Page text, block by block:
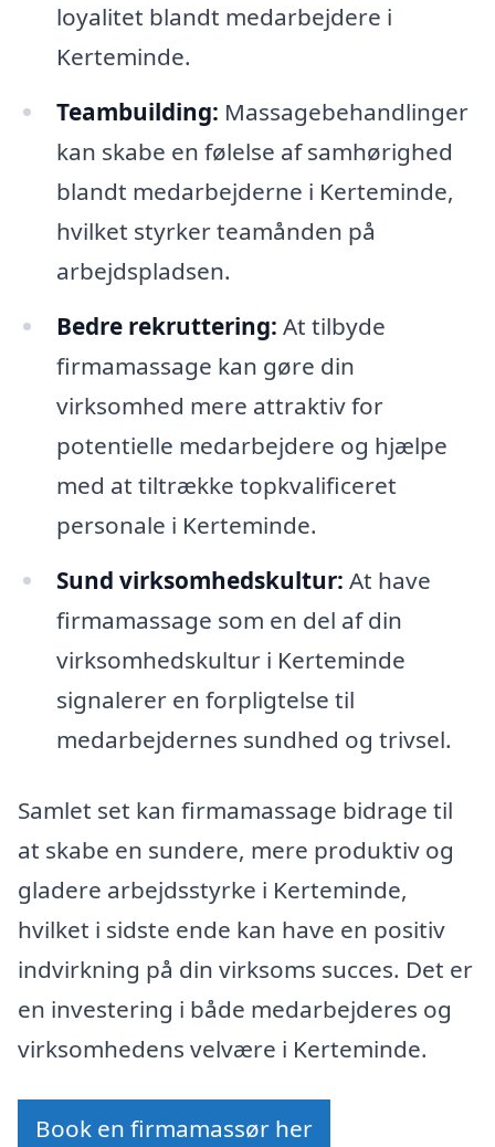
loyalitet blandt medarbejdere i
Kerteminde.
Teambuilding: Massagebehandlinger
kan skabe en følelse af samhørighed
blandt medarbejderne i Kerteminde,
hvilket styrker teamånden på
arbejdspladsen.
Bedre rekruttering: At tilbyde
firmamassage kan gøre din
virksomhed mere attraktiv for
potentielle medarbejdere og hjælpe
med at tiltrække topkvalificeret
personale i Kerteminde.
Sund virksomhedskultur: At have
firmamassage som en del af din
virksomhedskultur i Kerteminde
signalerer en forpligtelse til
medarbejdernes sundhed og trivsel.
Samlet set kan firmamassage bidrage til
at skabe en sundere, mere produktiv og
gladere arbejdsstyrke i Kerteminde,
hvilket i sidste ende kan have en positiv
indvirkning på din virksoms succes. Det er
en investering i både medarbejderes og
virksomhedens velvære i Kerteminde.
Book en firmamassør her